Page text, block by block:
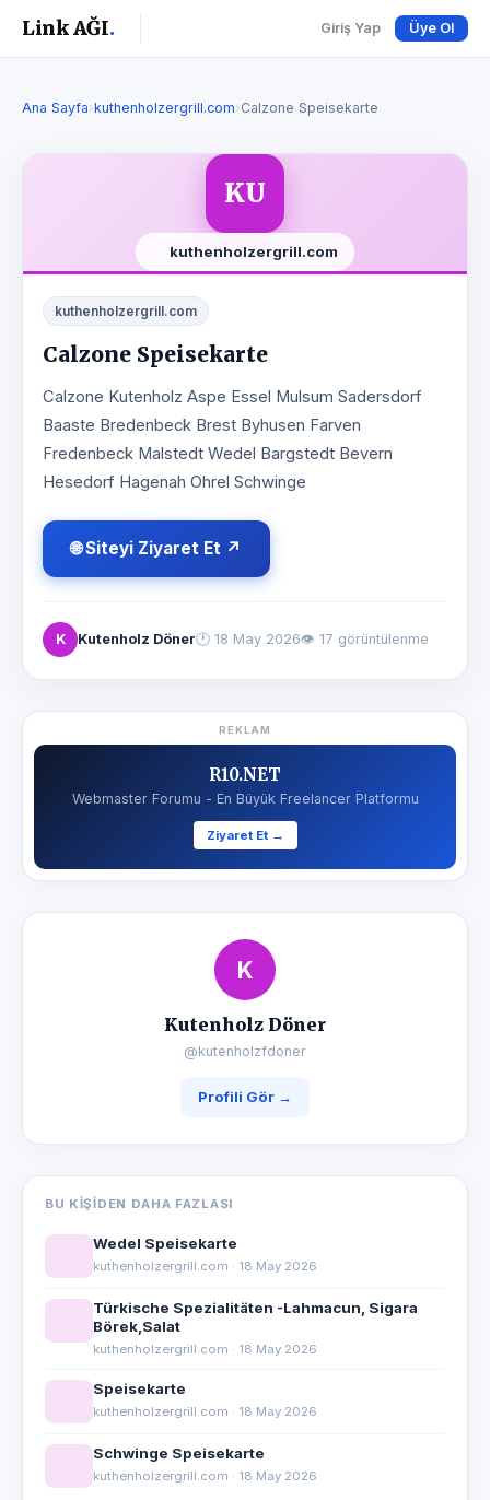
Link AĞI. Giriş Yap Üye Ol
Ana Sayfa›kuthenholzergrill.com›Calzone Speisekarte
KU
kuthenholzergrill.com
kuthenholzergrill.com
Calzone Speisekarte
Calzone Kutenholz Aspe Essel Mulsum Sadersdorf
Baaste Bredenbeck Brest Byhusen Farven
Fredenbeck Malstedt Wedel Bargstedt Bevern
Hesedorf Hagenah Ohrel Schwinge
🌐 Siteyi Ziyaret Et ↗
K Kutenholz Döner🕐 18 May 2026👁 17 görüntülenme
REKLAM
R10.NET
Webmaster Forumu - En Büyük Freelancer Platformu
Ziyaret Et →
K
Kutenholz Döner
@kutenholzfdoner
Profili Gör →
BU KIŞIDEN DAHA FAZLASI
Wedel Speisekarte
kuthenholzergrill.com · 18 May 2026
Türkische Spezialitäten -Lahmacun, Sigara
Börek,Salat
kuthenholzergrill.com · 18 May 2026
Speisekarte
kuthenholzergrill.com · 18 May 2026
Schwinge Speisekarte
kuthenholzergrill.com · 18 May 2026